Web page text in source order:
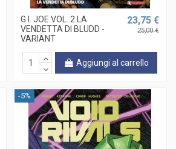
G.I. JOE VOL. 2 LA
VENDETTA DI BLUDD -
VARIANT
23,75 €
25,00 €
Aggiungi al carrello
-5%